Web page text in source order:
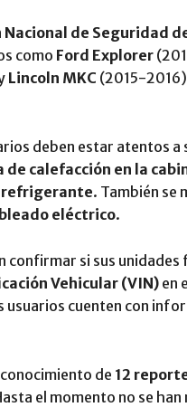
de Seguridad
como Ford Explorer
Lincoln MKC (2015-
deben estar atentos a
de calefacción en la
refrigerante. También se
eléctrico.
confirmar si sus
Vehicular (VIN) en
usuarios cuenten con
de 12
el momento no se